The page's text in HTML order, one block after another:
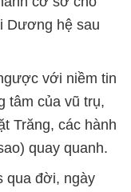
Dương hệ sau
với niềm tin
tâm của vũ trụ,
Trăng, các hành
quay quanh.
qua đời, ngày